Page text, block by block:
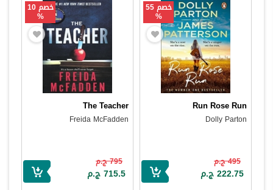
خصم 55
%
Run Rose Run
Dolly Parton
495 ج.م
222.75 ج.م
خصم 10
%
The Teacher
Freida McFadden
795 ج.م
715.5 ج.م